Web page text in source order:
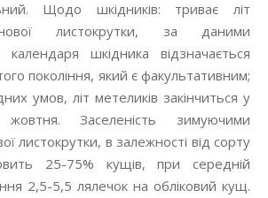
Щодо шкідників: триває літ
листокрутки, за даними
календаря шкідника відзначається
покоління, який є факультативним;
умов, літ метеликів закінчиться у
Заселеність зимуючими
листокрутки, в залежності від сорту
25-75% кущів, при середній
2,5-5,5 лялечок на обліковий кущ.